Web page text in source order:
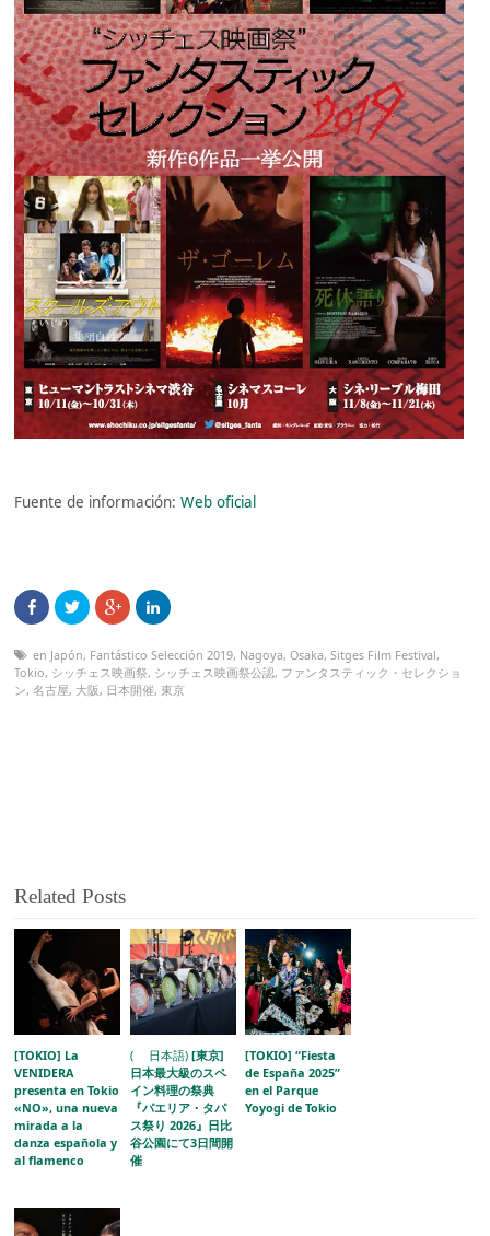
Fuente de información:Web oficial
en Japón, Fantástico Selección 2019, Nagoya,Osaka,Sitges Film Festival,
Tokio, シッチェス映画祭, シッチェス映画祭公認, ファンタスティック・セレクショ
ン,名古屋, 大阪, 日本開催,東京
Related Posts
[TOKIO] La
VENIDERA
presenta en Tokio
«NO», una nueva
mirada a la
danza española y
al flamenco
( 日本語) [東京]
日本最大級のスペ
イン料理の祭典
『パエリア・タパ
ス祭り 2026』日比
谷公園にて3日間開
催
[TOKIO] “Fiesta
de España 2025”
en el Parque
Yoyogi de Tokio